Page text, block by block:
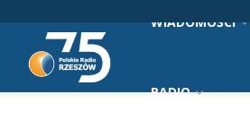
WIADOMOŚCI
RADIO